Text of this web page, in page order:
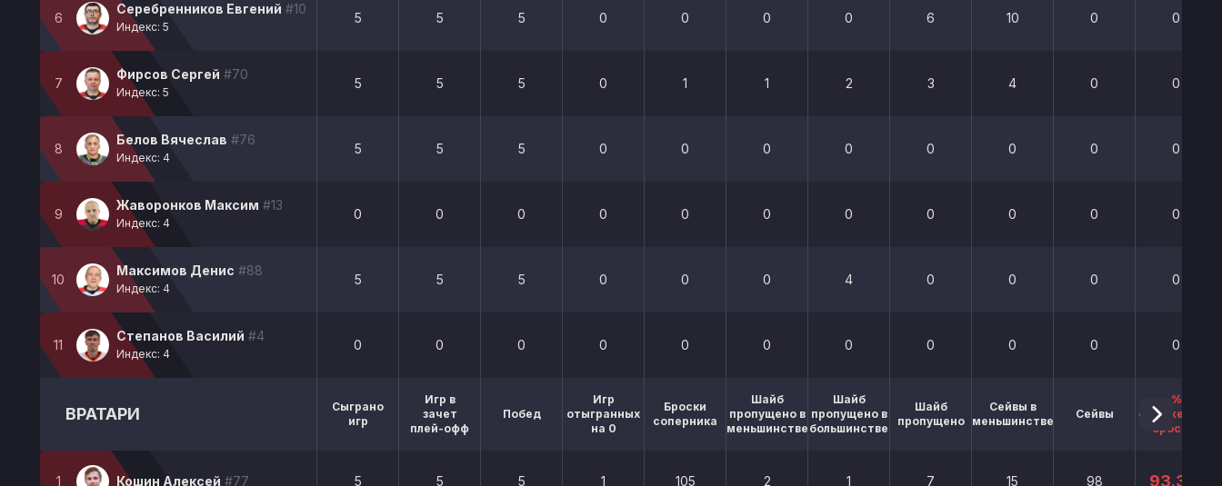
6
Серебренников Евгений #10
Индекс: 5
5 5 5 0 0 0 0 6 10 0 0
7
Фирсов Сергей #70
Индекс: 5
5 5 5 0 1 1 2 3 4 0 0
8
Белов Вячеслав #76
Индекс: 4
5 5 5 0 0 0 0 0 0 0 0
9
Жаворонков Максим #13
Индекс: 4
0 0 0 0 0 0 0 0 0 0 0
10
Максимов Денис #88
Индекс: 4
5 5 5 0 0 0 4 0 0 0 0
11
Степанов Василий #4
Индекс: 4
0 0 0 0 0 0 0 0 0 0 0
ВРАТАРИ
Сыграно
игр
Игр в
зачет
плей-офф
Побед
Игр
отыгранных
на 0
Броски
соперника
Шайб
пропущено в
меньшинстве
Шайб
пропущено в
большинстве
Шайб
пропущено
Сейвы в
меньшинстве
Сейвы
%
отраженных
бросков
1 Кошин Алексей #77 5 5 5 1 105 2 1 7 15 98 93.3%